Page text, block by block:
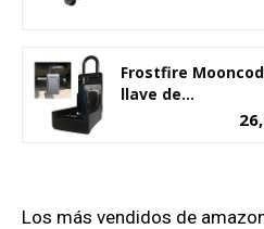
Frostfire
llave de...
Los más vendidos de